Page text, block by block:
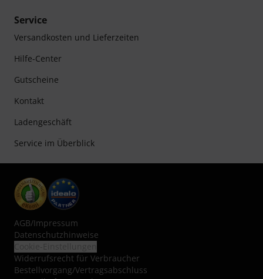
Service
Versandkosten und Lieferzeiten
Hilfe-Center
Gutscheine
Kontakt
Ladengeschäft
Service im Überblick
AGB/Impressum
Datenschutzhinweise
Widerrufsrecht für Verbraucher
Bestellvorgang/Vertragsabschluss